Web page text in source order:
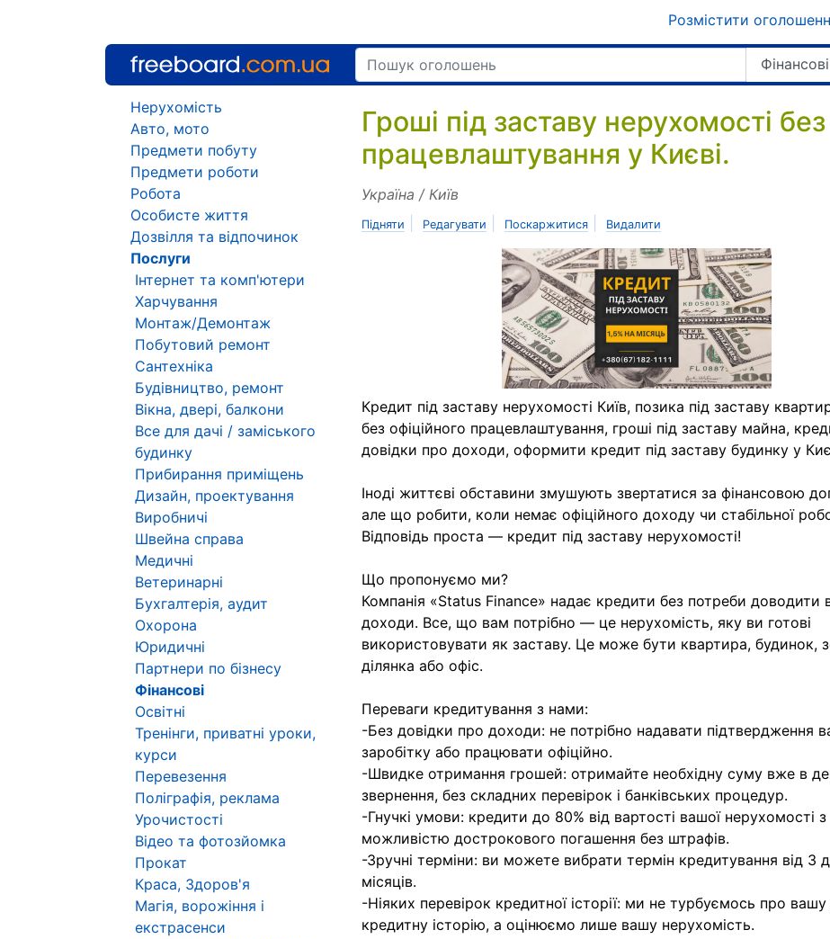
Розмістити
Фінансові
Гроші під заставу нерухомості
працевлаштування у Києві.
Україна / Київ
Підняти Редагувати Поскаржитися Видалити
Кредит під заставу нерухомості Київ, позика під заставу
без офіційного працевлаштування, гроші під заставу майна,
довідки про доходи, оформити кредит під заставу будинку у
Іноді життєві обставини змушують звертатися за фінансовою
але що робити, коли немає офіційного доходу чи стабільної
Відповідь проста — кредит під заставу нерухомості!
Що пропонуємо ми?
Компанія «Status Finance» надає кредити без потреби доводити
доходи. Все, що вам потрібно — це нерухомість, яку ви готові
використовувати як заставу. Це може бути квартира, будинок,
ділянка або офіс.
Переваги кредитування з нами:
-Без довідки про доходи: не потрібно надавати підтвердження
заробітку або працювати офіційно.
-Швидке отримання грошей: отримайте необхідну суму вже в
звернення, без складних перевірок і банківських процедур.
-Гнучкі умови: кредити до 80% від вартості вашої нерухомості з
можливістю дострокового погашення без штрафів.
-Зручні терміни: ви можете вибрати термін кредитування від 3
місяців.
-Ніяких перевірок кредитної історії: ми не турбуємось про
кредитну історію, а оцінюємо лише вашу нерухомість.
Нерухомість
Авто, мото
Предмети побуту
Предмети роботи
Робота
Особисте життя
Дозвілля та відпочинок
Послуги
Інтернет та комп'ютери
Харчування
Монтаж/Демонтаж
Побутовий ремонт
Сантехніка
Будівництво, ремонт
Вікна, двері, балкони
Все для дачі / заміського
будинку
Прибирання приміщень
Дизайн, проектування
Виробничі
Швейна справа
Медичні
Ветеринарні
Бухгалтерія, аудит
Охорона
Юридичні
Партнери по бізнесу
Фінансові
Освітні
Тренінги, приватні уроки,
курси
Перевезення
Поліграфія, реклама
Урочистості
Відео та фотозйомка
Прокат
Краса, Здоров'я
Магія, ворожіння і
екстрасенси